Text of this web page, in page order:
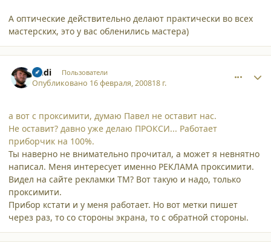
А оптические действительно делают практически во всех
мастерских, это у вас обленились мастера)
Andi Пользователи
Опубликовано 16 февраля, 200818 г.
а вот с проксимити, думаю Павел не оставит нас.
Не оставит? давно уже делаю ПРОКСИ... Работает
приборчик на 100%.
Ты наверно не внимательно прочитал, а может я невнятно
написал. Меня интересует именно РЕКЛАМА проксимити.
Видел на сайте рекламки ТМ? Вот такую и надо, только
проксимити.
Прибор кстати и у меня работает. Но вот метки пишет
через раз, то со стороны экрана, то с обратной стороны.